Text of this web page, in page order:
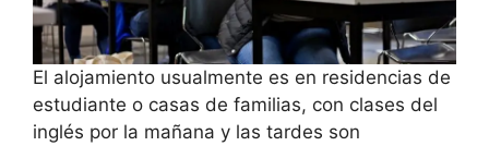
El alojamiento usualmente es en residencias de
estudiante o casas de familias, con clases del
inglés por la mañana y las tardes son